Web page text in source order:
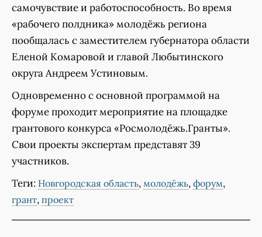
самочувствие и работоспособность. Во время
«рабочего полдника» молодёжь региона
пообщалась с заместителем губернатора области
Еленой Комаровой и главой Любытинского
округа Андреем Устиновым.
Одновременно с основной программой на
форуме проходит мероприятие на площадке
грантового конкурса «Росмолодёжь.Гранты».
Свои проекты экспертам представят 39
участников.
Теги: Новгородская область, молодёжь, форум,
грант, проект